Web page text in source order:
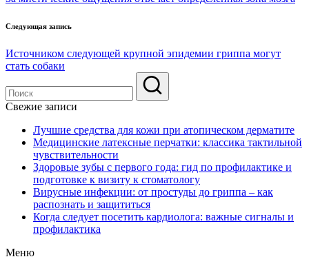
Следующая запись
Источником следующей крупной эпидемии гриппа могут
стать собаки
Свежие записи
Лучшие средства для кожи при атопическом дерматите
Медицинские латексные перчатки: классика тактильной
чувствительности
Здоровые зубы с первого года: гид по профилактике и
подготовке к визиту к стоматологу
Вирусные инфекции: от простуды до гриппа – как
распознать и защититься
Когда следует посетить кардиолога: важные сигналы и
профилактика
Меню